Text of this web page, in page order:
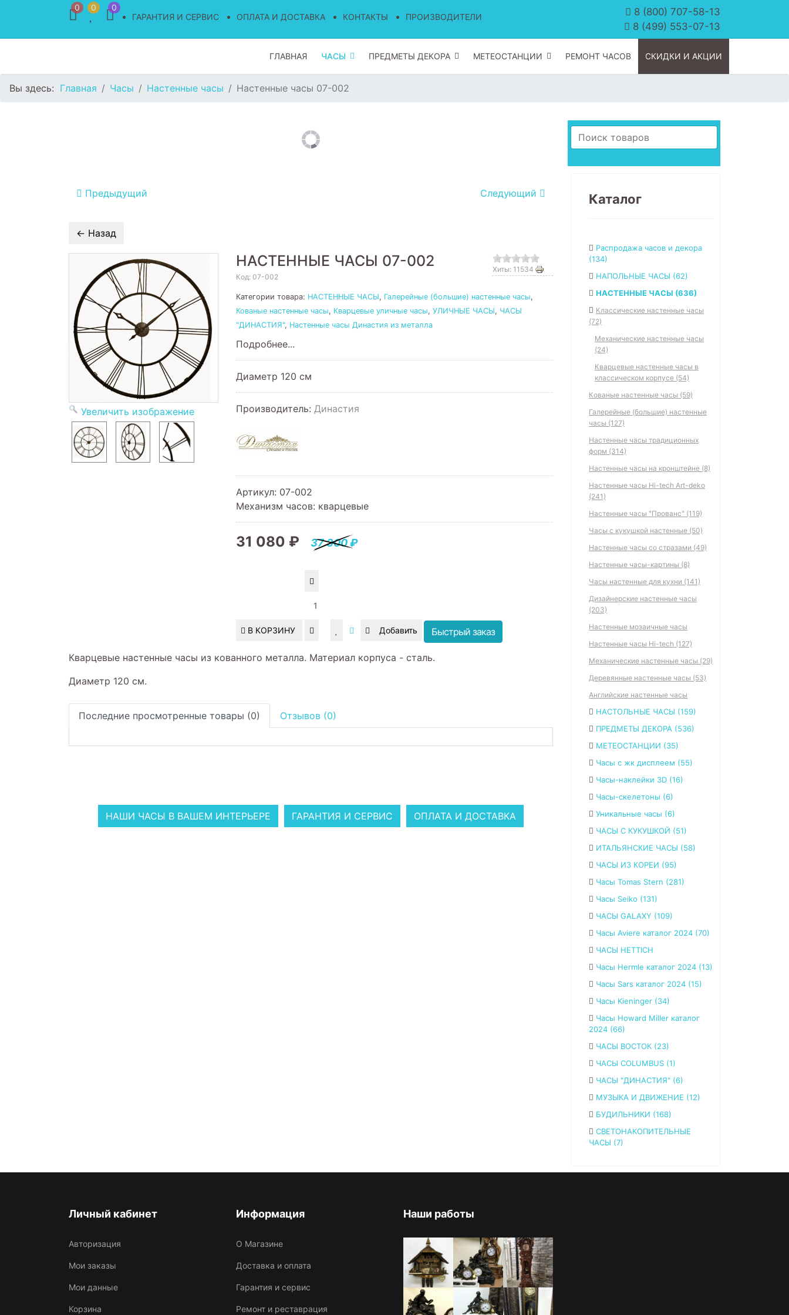
0 0
0
ГАРАНТИЯ И СЕРВИС
ОПЛАТА И ДОСТАВКА КОНТАКТЫ ПРОИЗВОДИТЕЛИ
8 (800) 707-58-13
8 (499) 553-07-13
ГЛАВНАЯ ЧАСЫ ПРЕДМЕТЫ ДЕКОРА МЕТЕОСТАНЦИИ РЕМОНТ ЧАСОВ СКИДКИ И АКЦИИ
Вы здесь: Главная Часы Настенные часы Настенные часы 07-002
Предыдущий Следующий
Увеличить изображение
Хиты: 11534
НАСТЕННЫЕ ЧАСЫ 07-002
Код: 07-002
Категории товара: НАСТЕННЫЕ ЧАСЫ, Галерейные (большие) настенные часы,
Кованые настенные часы, Кварцевые уличные часы, УЛИЧНЫЕ ЧАСЫ, ЧАСЫ
"ДИНАСТИЯ", Настенные часы Династия из металла
Подробнее...
Диаметр 120 см
Производитель: Династия
Артикул: 07-002
Механизм часов: кварцевые
31 080 ₽ 37 300 ₽
В КОРЗИНУ Быстрый заказ
Кварцевые настенные часы из кованного металла. Материал корпуса - сталь.
Диаметр 120 см.
Последние просмотренные товары (0) Отзывов (0)
НАШИ ЧАСЫ В ВАШЕМ ИНТЕРЬЕРЕ ГАРАНТИЯ И СЕРВИС ОПЛАТА И ДОСТАВКА
Каталог
Распродажа часов и декора
(134)
НАПОЛЬНЫЕ ЧАСЫ (62)
НАСТЕННЫЕ ЧАСЫ (636)
Классические настенные часы
(72)
Механические настенные часы
(24)
Кварцевые настенные часы в
классическом корпусе (54)
Кованые настенные часы (59)
Галерейные (большие) настенные
часы (127)
Настенные часы традиционных
форм (314)
Настенные часы на кронштейне (8)
Настенные часы Hi-tech Art-deko
(241)
Настенные часы "Прованс" (119)
Часы с кукушкой настенные (50)
Настенные часы со стразами (49)
Настенные часы-картины (8)
Часы настенные для кухни (141)
Дизайнерские настенные часы
(203)
Настенные мозаичные часы
Настенные часы Hi-tech (127)
Механические настенные часы (29)
Деревянные настенные часы (53)
Английские настенные часы
НАСТОЛЬНЫЕ ЧАСЫ (159)
ПРЕДМЕТЫ ДЕКОРА (536)
МЕТЕОСТАНЦИИ (35)
Часы с жк дисплеем (55)
Часы-наклейки 3D (16)
Часы-скелетоны (6)
Уникальные часы (6)
ЧАСЫ С КУКУШКОЙ (51)
ИТАЛЬЯНСКИЕ ЧАСЫ (58)
ЧАСЫ ИЗ КОРЕИ (95)
Часы Tomas Stern (281)
Часы Seiko (131)
ЧАСЫ GALAXY (109)
Часы Aviere каталог 2024 (70)
ЧАСЫ HETTICH
Часы Hermle каталог 2024 (13)
Часы Sars каталог 2024 (15)
Часы Kieninger (34)
Часы Howard Miller каталог
2024 (66)
ЧАСЫ ВОСТОК (23)
ЧАСЫ COLUMBUS (1)
ЧАСЫ "ДИНАСТИЯ" (6)
МУЗЫКА И ДВИЖЕНИЕ (12)
БУДИЛЬНИКИ (168)
СВЕТОНАКОПИТЕЛЬНЫЕ
ЧАСЫ (7)
Личный кабинет
Авторизация
Мои заказы
Мои данные
Корзина
Информация
О Магазине
Доставка и оплата
Гарантия и сервис
Ремонт и реставрация
Наши работы